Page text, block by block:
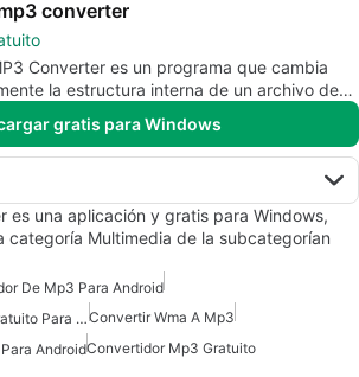
converter
Converter es un programa que cambia
la estructura interna de un archivo de
gratis para Windows
es una aplicación y gratis para Windows,
categoría Multimedia de la subcategorían
De Mp3 Para Android
Convertidor De Música Gratuito Para AndroidConvertir Wma A Mp3
AndroidConvertidor Mp3 Gratuito